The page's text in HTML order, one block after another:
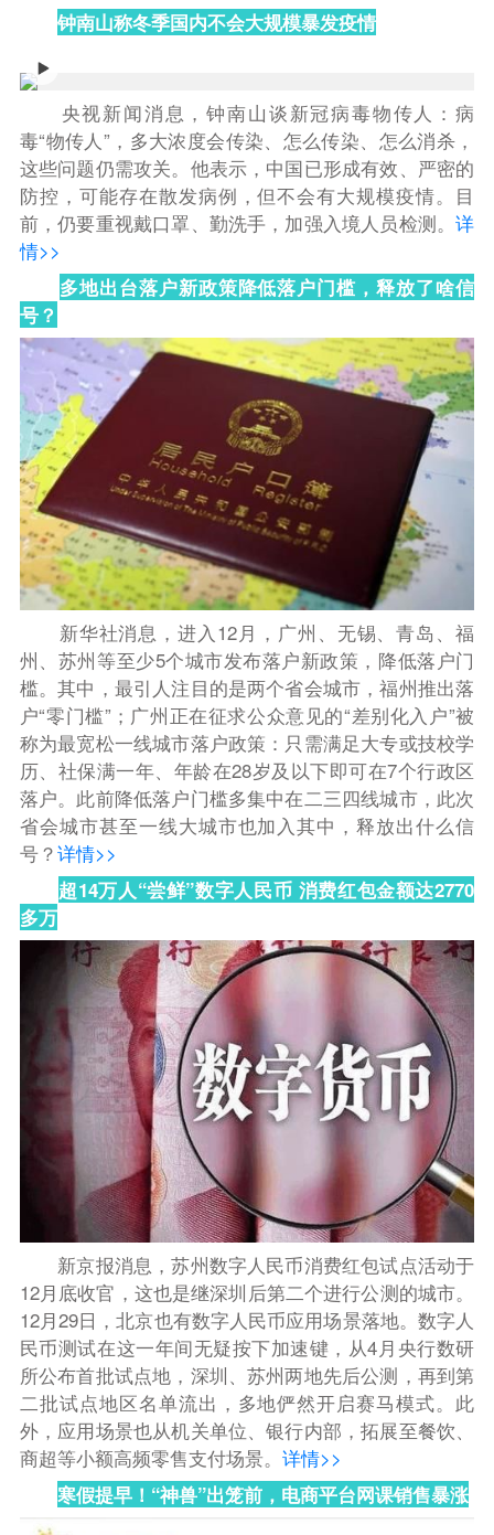
钟南山称冬季国内不会大规模暴发疫情
央视新闻消息，钟南山谈新冠病毒物传人：病
毒“物传人”，多大浓度会传染、怎么传染、怎么消杀，
这些问题仍需攻关。他表示，中国已形成有效、严密的
防控，可能存在散发病例，但不会有大规模疫情。目
前，仍要重视戴口罩、勤洗手，加强入境人员检测。详
情>>
多地出台落户新政策降低落户门槛，释放了啥信
号？
新华社消息，进入12月，广州、无锡、青岛、福
州、苏州等至少5个城市发布落户新政策，降低落户门
槛。其中，最引人注目的是两个省会城市，福州推出落
户“零门槛”；广州正在征求公众意见的“差别化入户”被
称为最宽松一线城市落户政策：只需满足大专或技校学
历、社保满一年、年龄在28岁及以下即可在7个行政区
落户。 此前降低落户门槛多集中在二三四线城市，此次
省会城市甚至一线大城市也加入其中，释放出什么信
号？详情>>
超14万人“尝鲜”数字人民币 消费红包金额达2770
多万
新京报消息，苏州数字人民币消费红包试点活动于
12月底收官，这也是继深圳后第二个进行公测的城市。
12月29日，北京也有数字人民币应用场景落地。数字人
民币测试在这一年间无疑按下加速键，从4月央行数研
所公布首批试点地，深圳、苏州两地先后公测，再到第
二批试点地区名单流出，多地俨然开启赛马模式。此
外，应用场景也从机关单位、银行内部，拓展至餐饮、
商超等小额高频零售支付场景。 详情>>
寒假提早！“神兽”出笼前，电商平台网课销售暴涨